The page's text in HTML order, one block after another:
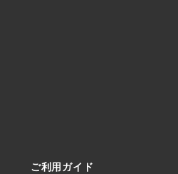
ご利用ガイド